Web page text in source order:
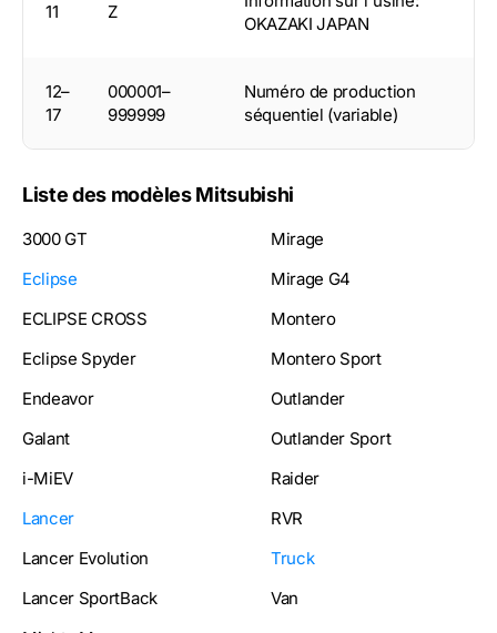
11 Z
OKAZAKI JAPAN
12–
17
000001–
999999
Numéro de production
séquentiel (variable)
Liste des modèles Mitsubishi
3000 GT
Eclipse
ECLIPSE CROSS
Eclipse Spyder
Endeavor
Galant
i-MiEV
Lancer
Lancer Evolution
Lancer SportBack
Mirage
Mirage G4
Montero
Montero Sport
Outlander
Outlander Sport
Raider
RVR
Truck
Van